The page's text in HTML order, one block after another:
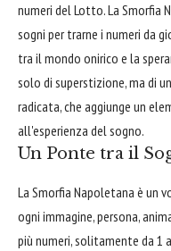
numeri del Lotto. La Smorfia
sogni per trarne i numeri da
tra il mondo onirico e la
solo di superstizione, ma di
radicata, che aggiunge un
all'esperienza del sogno.
Un Ponte tra il
La Smorfia Napoletana è un
ogni immagine, persona,
più numeri, solitamente da 1